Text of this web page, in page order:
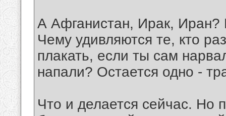
А Афганистан, Ирак, Иран?
Чему удивляются те, кто
плакать, если ты сам
напали? Остается одно -
Что и делается сейчас. Но